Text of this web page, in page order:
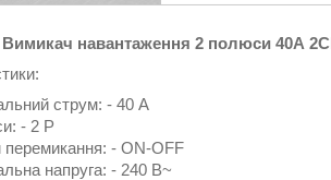
Вимикач навантаження 2 полюси 40А
струм: - 40 А
- 2 P
- ON-OFF
напруга: - 240 В~